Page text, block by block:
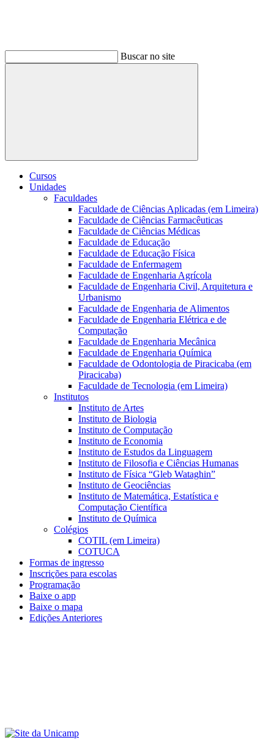
Buscar no site
Buscar
Cursos
Unidades
Faculdades
Faculdade de Ciências Aplicadas (em Limeira)
Faculdade de Ciências Farmacêuticas
Faculdade de Ciências Médicas
Faculdade de Educação
Faculdade de Educação Física
Faculdade de Enfermagem
Faculdade de Engenharia Agrícola
Faculdade de Engenharia Civil, Arquitetura e
Urbanismo
Faculdade de Engenharia de Alimentos
Faculdade de Engenharia Elétrica e de
Computação
Faculdade de Engenharia Mecânica
Faculdade de Engenharia Química
Faculdade de Odontologia de Piracicaba (em
Piracicaba)
Faculdade de Tecnologia (em Limeira)
Institutos
Instituto de Artes
Instituto de Biologia
Instituto de Computação
Instituto de Economia
Instituto de Estudos da Linguagem
Instituto de Filosofia e Ciências Humanas
Instituto de Física “Gleb Wataghin”
Instituto de Geociências
Instituto de Matemática, Estatística e
Computação Científica
Instituto de Química
Colégios
COTIL (em Limeira)
COTUCA
Formas de ingresso
Inscrições para escolas
Programação
Baixe o app
Baixe o mapa
Edições Anteriores